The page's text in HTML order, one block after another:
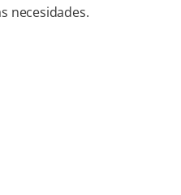
necesidades.